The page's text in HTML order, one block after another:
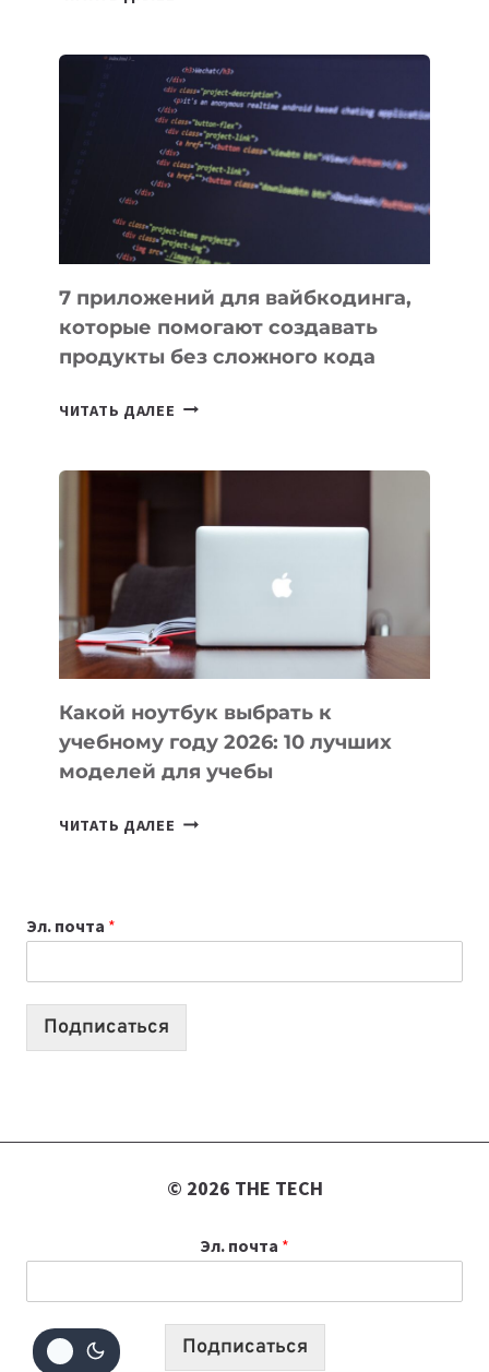
ПОЛЕЗНЫХ
ИНСТРУМЕНТОВ
ДЛЯ
РАБОТЫ
7 приложений для вайбкодинга,
которые помогают создавать
продукты без сложного кода
ЧИТАТЬ ДАЛЕЕ
ПОМОГАЮТ
СОЗДАВАТЬ
БЕЗ
СЛОЖНОГО
КОДА
Какой ноутбук выбрать к
учебному году 2026: 10 лучших
моделей для учебы
ЧИТАТЬ ДАЛЕЕ КАКОЙ
2026:
10
Эл. почта *
Подписаться
© 2026 THE TECH
Эл. почта *
Подписаться